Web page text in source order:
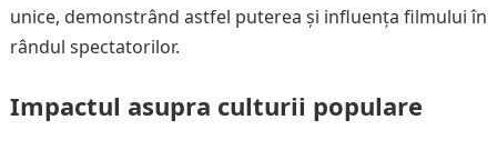
unice, demonstrând astfel puterea și influența filmului în
rândul spectatorilor.
Impactul asupra culturii populare